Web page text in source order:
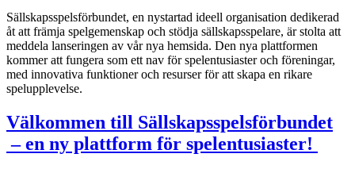
Sällskapsspelsförbundet, en nystartad ideell organisation dedikerad
åt att främja spelgemenskap och stödja sällskapsspelare, är stolta att
meddela lanseringen av vår nya hemsida. Den nya plattformen
kommer att fungera som ett nav för spelentusiaster och föreningar,
med innovativa funktioner och resurser för att skapa en rikare
spelupplevelse.
Välkommen till Sällskapsspelsförbundet
– en ny plattform för spelentusiaster!